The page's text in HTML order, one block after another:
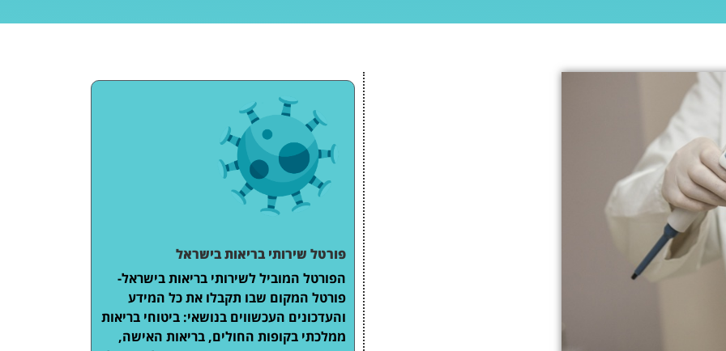
פורטל שירותי בריאות בישראל
הפורטל המוביל לשירותי בריאות בישראל-
פורטל המקום שבו תקבלו את כל המידע
והעדכונים העכשווים בנושאי: ביטוחי בריאות
ממלכתי בקופות החולים, בריאות האישה,